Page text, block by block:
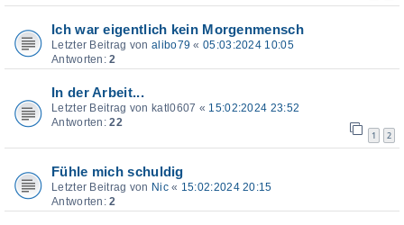
Ich war eigentlich kein Morgenmensch
Letzter Beitrag von alibo79 «05:03:2024 10:05
Antworten:2
In der Arbeit...
Letzter Beitrag von katl0607 « 15:02:2024 23:52
Antworten:22
1 2
Fühle mich schuldig
Letzter Beitrag von Nic« 15:02:2024 20:15
Antworten:2